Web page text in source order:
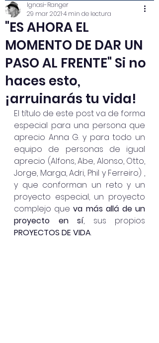
"ES AHORA EL
MOMENTO DE DAR UN
PASO AL FRENTE" Si no
haces esto,
¡arruinarás tu vida!
Ignasi-Ranger
29 mar 20214 min de lectura
El título de este post va de forma
especial para una persona que
aprecio Anna G. y para todo un
equipo de personas de igual
aprecio (Alfons, Abe, Alonso, Otto,
Jorge, Marga, Adri, Phil y Ferreiro) ,
y que conforman un reto y un
proyecto especial, un proyecto
complejo que va más allá de un
proyecto en sí, sus propios
PROYECTOS DE VIDA.